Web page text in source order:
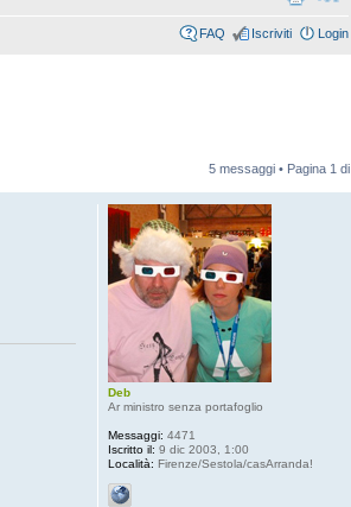
FAQ Iscriviti Login
5 messaggi • Pagina 1 di
Deb
Ar ministro senza portafoglio
Messaggi: 4471
Iscritto il: 9 dic 2003, 1:00
Località: Firenze/Sestola/casArranda!